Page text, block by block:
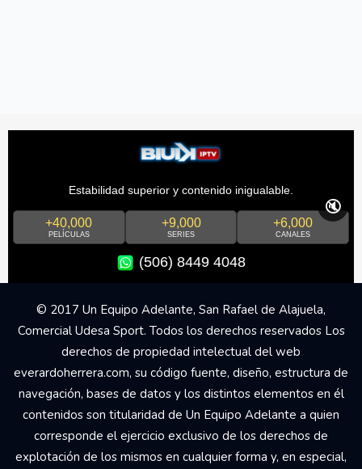
Estabilidad superior y contenido inigualable.
+40,000
PELÍCULAS
+9,000
SERIES
+6,000
CANALES
(506) 8449 4048
🔇
© 2017 Un Equipo Adelante, San Rafael de Alajuela,
Comercial Udesa Sport. Todos los derechos reservados Los
derechos de propiedad intelectual del web
everardoherrera.com, su código fuente, diseño, estructura de
navegación, bases de datos y los distintos elementos en él
contenidos son titularidad de Un Equipo Adelante a quien
corresponde el ejercicio exclusivo de los derechos de
explotación de los mismos en cualquier forma y, en especial,